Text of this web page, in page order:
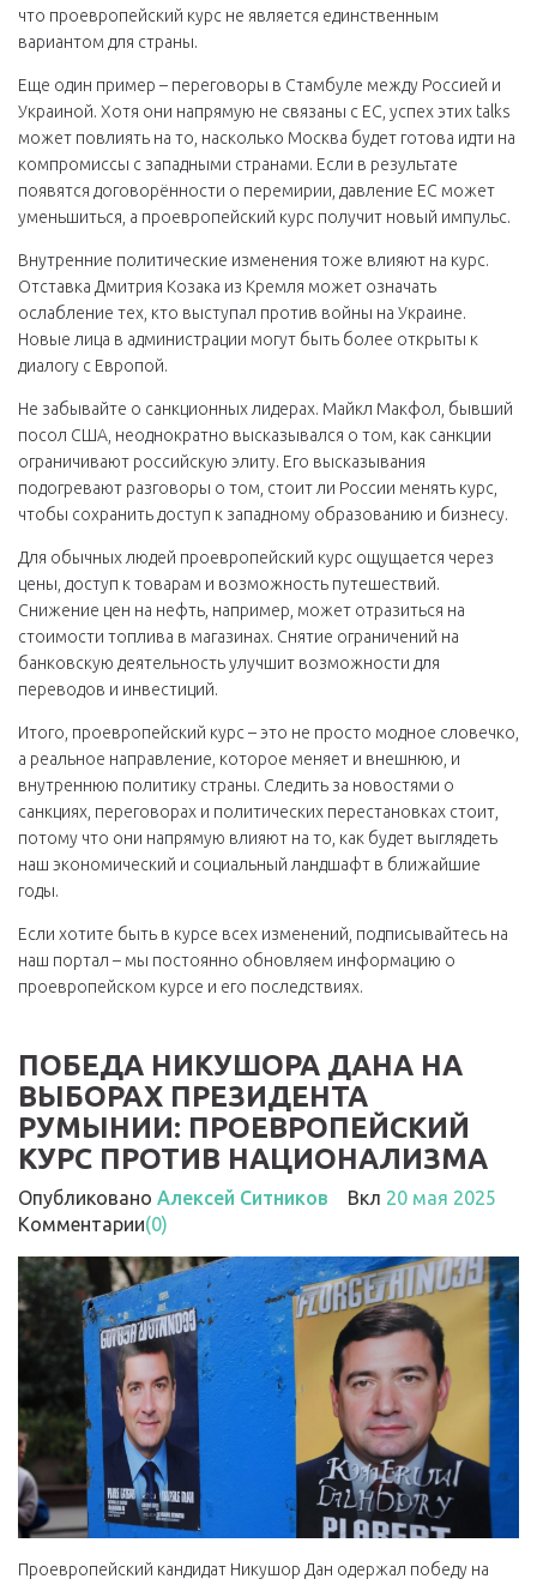
что проевропейский курс не является единственным
вариантом для страны.
Еще один пример – переговоры в Стамбуле между Россией и
Украиной. Хотя они напрямую не связаны с ЕС, успех этих talks
может повлиять на то, насколько Москва будет готова идти на
компромиссы с западными странами. Если в результате
появятся договорённости о перемирии, давление ЕС может
уменьшиться, а проевропейский курс получит новый импульс.
Внутренние политические изменения тоже влияют на курс.
Отставка Дмитрия Козака из Кремля может означать
ослабление тех, кто выступал против войны на Украине.
Новые лица в администрации могут быть более открыты к
диалогу с Европой.
Не забывайте о санкционных лидерах. Майкл Макфол, бывший
посол США, неоднократно высказывался о том, как санкции
ограничивают российскую элиту. Его высказывания
подогревают разговоры о том, стоит ли России менять курс,
чтобы сохранить доступ к западному образованию и бизнесу.
Для обычных людей проевропейский курс ощущается через
цены, доступ к товарам и возможность путешествий.
Снижение цен на нефть, например, может отразиться на
стоимости топлива в магазинах. Снятие ограничений на
банковскую деятельность улучшит возможности для
переводов и инвестиций.
Итого, проевропейский курс – это не просто модное словечко,
а реальное направление, которое меняет и внешнюю, и
внутреннюю политику страны. Следить за новостями о
санкциях, переговорах и политических перестановках стоит,
потому что они напрямую влияют на то, как будет выглядеть
наш экономический и социальный ландшафт в ближайшие
годы.
Если хотите быть в курсе всех изменений, подписывайтесь на
наш портал – мы постоянно обновляем информацию о
проевропейском курсе и его последствиях.
ПОБЕДА НИКУШОРА ДАНА НА
ВЫБОРАХ ПРЕЗИДЕНТА
РУМЫНИИ: ПРОЕВРОПЕЙСКИЙ
КУРС ПРОТИВ НАЦИОНАЛИЗМА
Опубликовано Алексей Ситников Вкл 20 мая 2025
Комментарии(0)
Проевропейский кандидат Никушор Дан одержал победу на